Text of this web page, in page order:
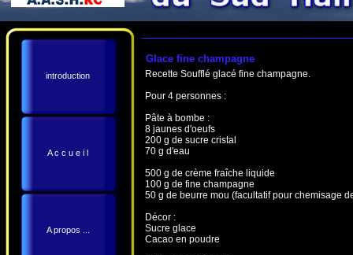
introduction
A c c u e i l
A propos ...
Glace fine champagne
Recette Soufflé glacé fine champagne.
Pour 4 personnes :
Pâte à bombe :
8 jaunes d'oeufs
200 g de sucre cristal
70 g d'eau
500 g de crème fraîche liquide
100 g de fine champagne
50 g de beurre mou (facultatif pour chemisage
Décor :
Sucre glace
Cacao en poudre